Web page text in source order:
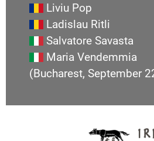
Liviu Pop
Ladislau Ritli
Salvatore Savasta
Maria Vendemmia
(Bucharest, September